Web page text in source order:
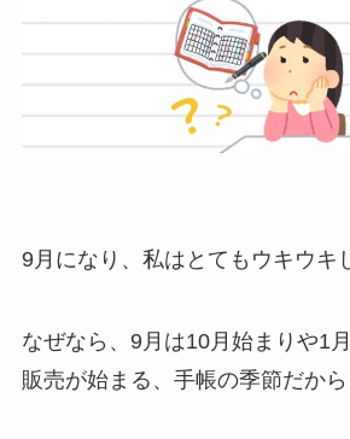
9月になり、私はとてもウキウキ
なぜなら、9月は10月始まりや1
販売が始まる、手帳の季節だから